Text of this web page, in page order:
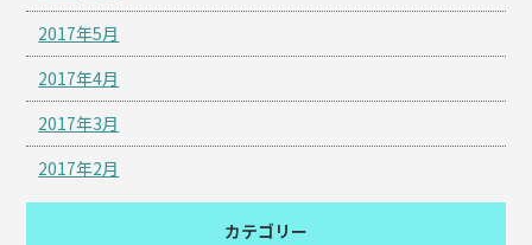
2017年5月
2017年4月
2017年3月
2017年2月
カテゴリー